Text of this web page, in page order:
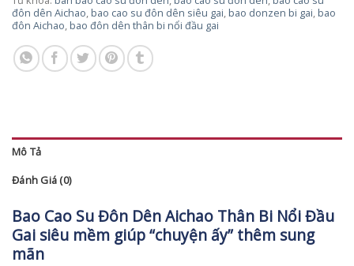
đôn dên Aichao bao cao su đôn dên siêu gai bao donzen bi gai bao
đôn Aichao bao đôn dên thân bi nổi đầu gai
Mô Tả
Đánh Giá (0)
Bao Cao Su Đôn Dên Aichao Thân Bi Nổi Đầu
Gai siêu mềm giúp “chuyện ấy” thêm sung
mãn